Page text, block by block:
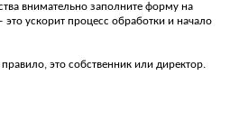
внимательно заполните форму на
ускорит процесс обработки и начало
это собственник или директор.